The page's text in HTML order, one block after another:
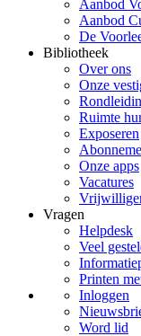
Aanbod
Aanbod
De
Bibliotheek
Over ons
Onze
Ruimte
Exposeren
Onze apps
Vacatures
Vragen
Helpdesk
Veel
Printen
Inloggen
Word lid